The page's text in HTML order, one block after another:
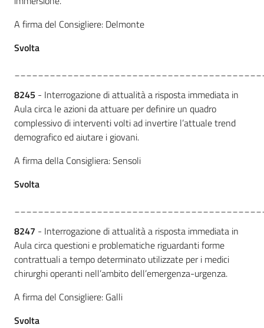
A firma del Consigliere: Delmonte
Svolta
8245 - Interrogazione di attualità a risposta immediata in
Aula circa le azioni da attuare per definire un quadro
complessivo di interventi volti ad invertire l’attuale trend
demografico ed aiutare i giovani.
A firma della Consigliera: Sensoli
Svolta
8247 - Interrogazione di attualità a risposta immediata in
Aula circa questioni e problematiche riguardanti forme
contrattuali a tempo determinato utilizzate per i medici
chirurghi operanti nell’ambito dell’emergenza-urgenza.
A firma del Consigliere: Galli
Svolta